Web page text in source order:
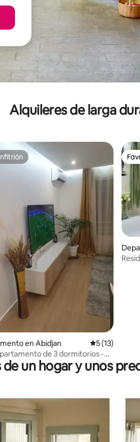
Alquileres de larga
5 de 5. 11 evaluaciones
en Abidjan Calificación
5 (13)
de 3 dormitorios -
Locodjro
un hogar y unos